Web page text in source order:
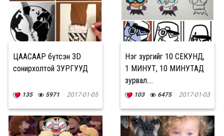
ЦААСААР бүтсэн 3D
сонирхолтой ЗУРГУУД
135 5971 2017-01-05
Нэг зургийг 10 СЕКУНД,
1 МИНУТ, 10 МИНУТАД
зурвал....
103 6475 2017-01-03